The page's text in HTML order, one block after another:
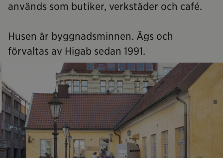
används som butiker, verkstäder och café.
Husen är byggnadsminnen. Ägs och
förvaltas av Higab sedan 1991.